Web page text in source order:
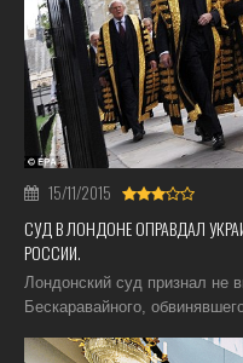
15/11/2015
СУД В ЛОНДОНЕ ОПРАВДАЛ
РОССИИ.
Лондонский суд признал не
Бескаравайного,